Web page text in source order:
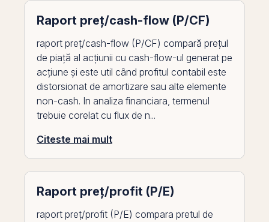
Raport preț/cash-flow (P/CF)
raport preț/cash-flow (P/CF) compară prețul
de piață al acțiunii cu cash-flow-ul generat pe
acțiune și este util când profitul contabil este
distorsionat de amortizare sau alte elemente
non-cash. In analiza financiara, termenul
trebuie corelat cu flux de n...
Citeste mai mult
Raport preț/profit (P/E)
raport preț/profit (P/E) compara pretul de